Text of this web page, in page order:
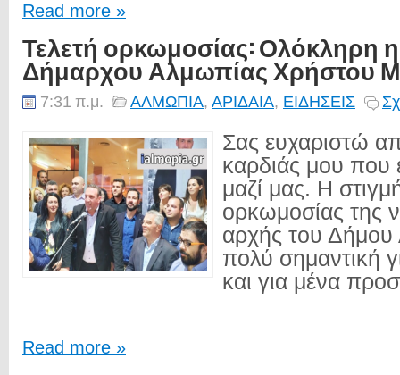
Read more »
Τελετή ορκωμοσίας: Ολόκληρη η
Δήμαρχου Αλμωπίας Χρήστου
7:31 π.μ. ΑΛΜΩΠΙΑ, ΑΡΙΔΑΙΑ, ΕΙΔΗΣΕΙΣ
Σας ευχαριστώ
καρδιάς μου που
μαζί μας. Η
ορκωμοσίας της
αρχής του Δήμου
πολύ σημαντική
και για μένα
Read more »